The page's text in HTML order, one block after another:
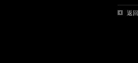
返回